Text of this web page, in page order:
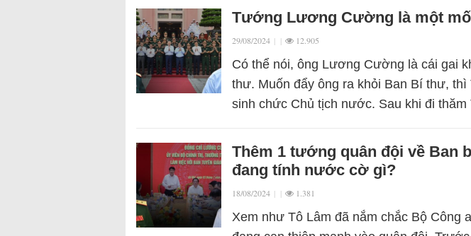
Tướng Lương Cường là một
29/08/2024 | | 12.905
Có thể nói, ông Lương Cường là cái gai
thư. Muốn đẩy ông ra khỏi Ban Bí thư, thì
sinh chức Chủ tịch nước. Sau khi đi
Thêm 1 tướng quân đội về Ban
đang tính nước cờ gì?
18/08/2024 | | 1.381
Xem như Tô Lâm đã nắm chắc Bộ Công